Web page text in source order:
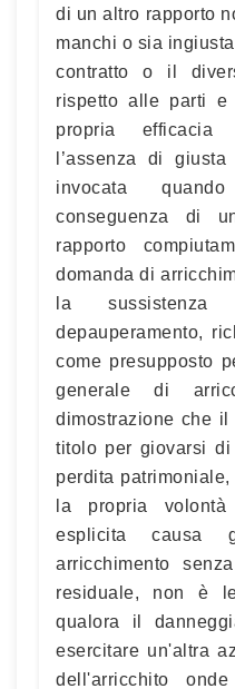
di un altro rapporto
manchi o sia
contratto o il
rispetto alle parti
propria efficacia
l’assenza di
invocata
conseguenza di
rapporto
domanda di
la
depauperamento,
come presupposto
generale di
dimostrazione che
titolo per giovarsi
perdita
la propria volontà
esplicita causa
arricchimento
residuale, non è
qualora il
esercitare un'altra
dell'arricchito